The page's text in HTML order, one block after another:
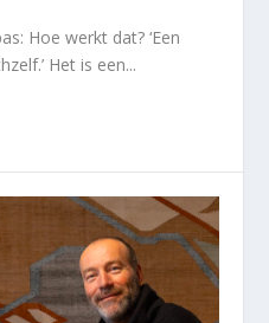
Hoe werkt dat? ‘Een
Het is een...